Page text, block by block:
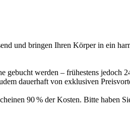
und bringen Ihren Körper in ein
werden – frühestens jedoch
dauerhaft von exklusiven
90 % der Kosten. Bitte haben